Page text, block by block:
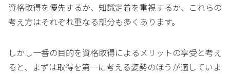
資格取得を優先するか、知識定着を重視するか、これらの
考え方はそれぞれ重なる部分も多くあります。
しかし一番の目的を資格取得によるメリットの享受と考え
ると、まずは取得を第一に考える姿勢のほうが適していま